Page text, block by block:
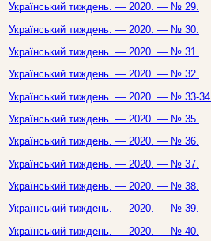
Український тиждень. — 2020. — № 29.
Український тиждень. — 2020. — № 30.
Український тиждень. — 2020. — № 31.
Український тиждень. — 2020. — № 32.
Український тиждень. — 2020. — № 33-34.
Український тиждень. — 2020. — № 35.
Український тиждень. — 2020. — № 36.
Український тиждень. — 2020. — № 37.
Український тиждень. — 2020. — № 38.
Український тиждень. — 2020. — № 39.
Український тиждень. — 2020. — № 40.